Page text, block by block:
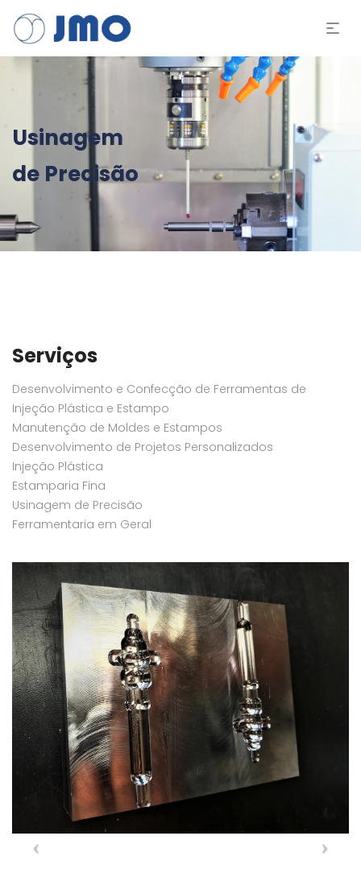
Usinagem
de Precisão
Serviços
Desenvolvimento e Confecção de Ferramentas de
Injeção Plástica e Estampo
Manutenção de Moldes e Estampos
Desenvolvimento de Projetos Personalizados
Injeção Plástica
Estamparia Fina
Usinagem de Precisão
Ferramentaria em Geral